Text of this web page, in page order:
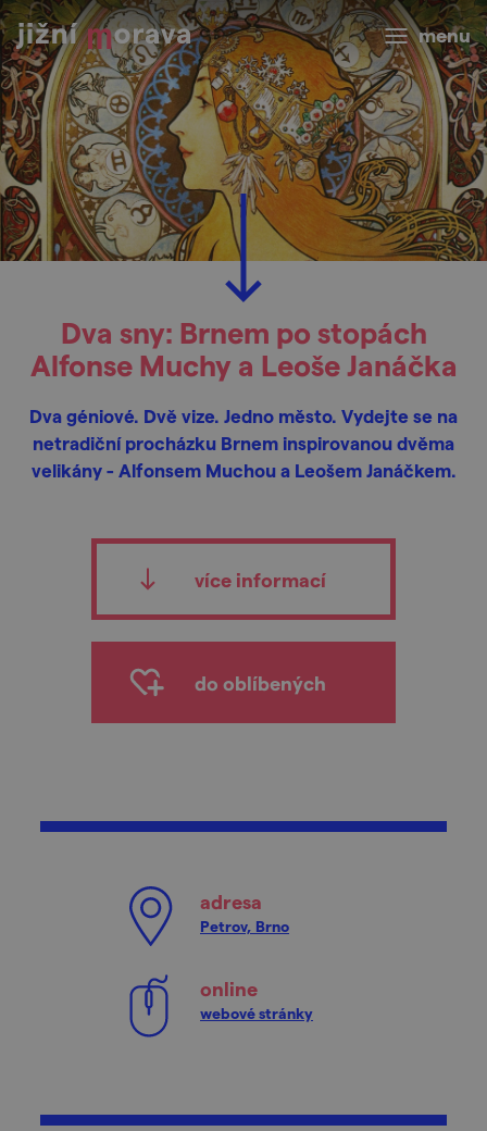
menu
Dva sny: Brnem po stopách
Alfonse Muchy a Leoše Janáčka
Dva géniové. Dvě vize. Jedno město. Vydejte se na
netradiční procházku Brnem inspirovanou dvěma
velikány - Alfonsem Muchou a Leošem Janáčkem.
více informací
do oblíbených
adresa
Petrov, Brno
online
webové stránky